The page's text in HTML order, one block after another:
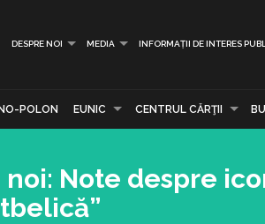
DESPRE NOI MEDIA INFORMAȚII DE INTERES
POLON EUNIC CENTRUL CĂRŢII
noi: Note despre